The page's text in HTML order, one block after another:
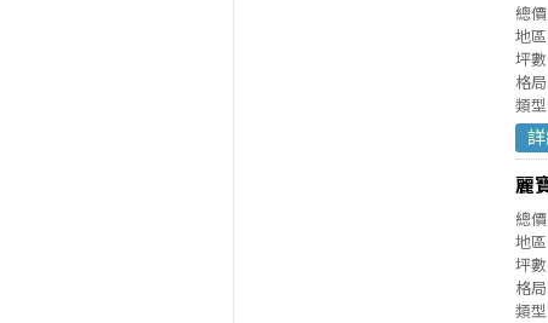
總價
地
坪
格
類
麗
總價
地
坪
格
類